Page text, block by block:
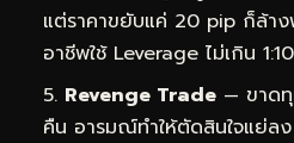
แต่ราคาขยับแค่ 20 pip ก็ล้า
อาชีพใช้ Leverage ไม่เกิน
Revenge Trade — ขาดทุ
คืน อารมณ์ทำให้ตัดสินใจแย่ล